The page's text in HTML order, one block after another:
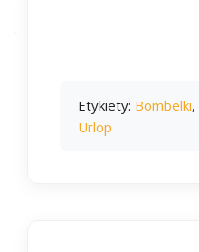
Etykiety: Bombelki,
Urlop